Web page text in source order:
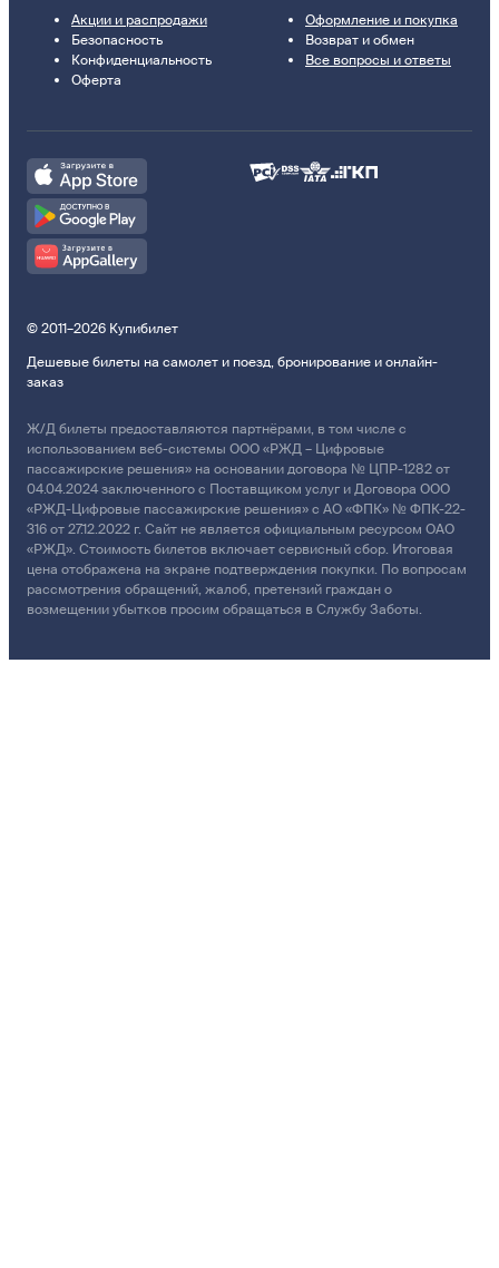
Акции и распродажи
Безопасность
Конфиденциальность
Оферта
Оформление и покупка
Возврат и обмен
Все вопросы и ответы
© 2011–2026 Купибилет
Дешевые билеты на самолет и поезд, бронирование и онлайн-
заказ
Ж/Д билеты предоставляются партнёрами, в том числе с
использованием веб-системы ООО «РЖД – Цифровые
пассажирские решения» на основании договора № ЦПР-1282 от
04.04.2024 заключенного с Поставщиком услуг и Договора ООО
«РЖД-Цифровые пассажирские решения» с АО «ФПК» № ФПК-22-
316 от 27.12.2022 г. Сайт не является официальным ресурсом ОАО
«РЖД». Стоимость билетов включает сервисный сбор. Итоговая
цена отображена на экране подтверждения покупки. По вопросам
рассмотрения обращений, жалоб, претензий граждан о
возмещении убытков просим обращаться в Службу Заботы.